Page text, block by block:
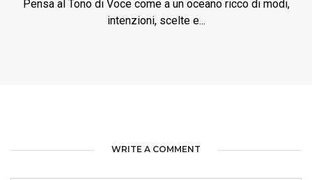
Pensa al Tono di Voce come a un oceano ricco di modi,
intenzioni, scelte e...
WRITE A COMMENT